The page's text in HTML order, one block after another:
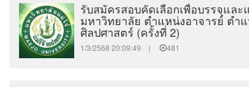
รับสมัครสอบคัดเลือกเพื่อบรรจุแล
มหาวิทยาลัย ตำแหน่งอาจารย์ ตำ
ศิลปศาสตร์ (ครั้งที่ 2)
1/3/2568 20:09:49 | 481